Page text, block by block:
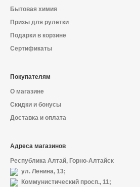
Бытовая химия
Призы для рулетки
Подарки в корзине
Сертификаты
Покупателям
О магазине
Скидки и бонусы
Доставка и оплата
Адреса магазинов
Республика Алтай, Горно-Алтайск
ул. Ленина, 13;
Коммунистический просп., 11;